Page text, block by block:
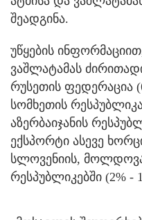
შეადგინა.
უწყების
ვაშლატამას
რუსეთის ფედერაცია
სომხეთის
აზერბაიჯანის
ექსპორტი ასევე
სლოვენიის,
რესპუბლიკებში (2% -